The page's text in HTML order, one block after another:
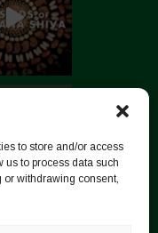
to store and/or access
to process data such
or withdrawing consent,